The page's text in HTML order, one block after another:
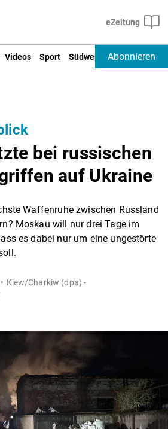
Videos Sport Südwest Deutschland
Abonnieren
bei russischen
auf Ukraine
Waffenruhe zwischen Russland
Moskau will nur drei Tage im
es dabei nur um eine ungestörte
Kiew/Charkiw (dpa) -